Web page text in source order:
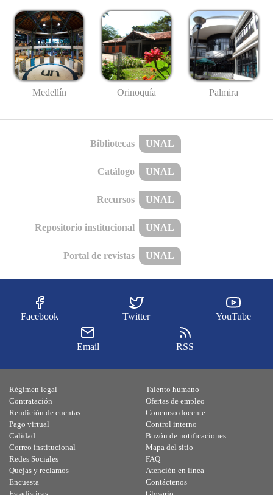
Medellín Orinoquía Palmira
Bibliotecas UNAL
Catálogo UNAL
Recursos UNAL
Repositorio institucional UNAL
Portal de revistas UNAL
Facebook Twitter YouTube
Email RSS
Régimen legal
Contratación
Rendición de cuentas
Pago virtual
Calidad
Talento humano
Ofertas de empleo
Concurso docente
Control interno
Buzón de notificaciones
Correo institucional
Redes Sociales
Quejas y reclamos
Encuesta
Mapa del sitio
FAQ
Atención en línea
Contáctenos